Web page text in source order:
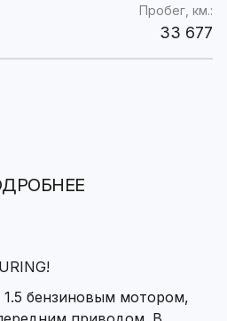
Пробег, км.:
33 677
бензиновым мотором,